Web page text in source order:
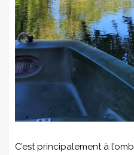
C’est principalement à